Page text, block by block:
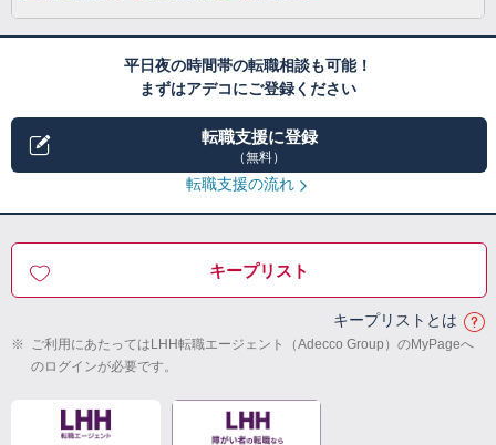
平日夜の時間帯の転職相談も可能！
まずはアデコにご登録ください
転職支援に登録
（無料）
転職支援の流れ
キープリスト
キープリストとは
※ ご利用にあたってはLHH転職エージェント（Adecco Group）のMyPageへ
のログインが必要です。